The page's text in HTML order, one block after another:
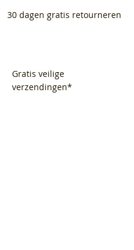
30 dagen gratis retourneren
Gratis veilige
verzendingen*